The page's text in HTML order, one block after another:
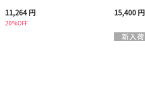
11,264 円
20%OFF
15,400 円